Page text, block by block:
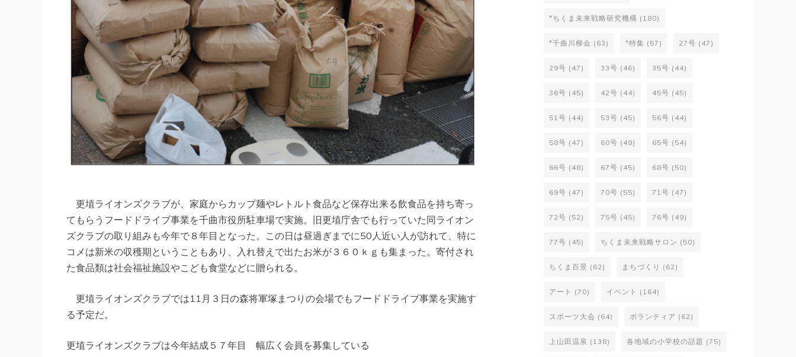
更埴ライオンズクラブが、家庭からカップ麺やレトルト食品など保存出来る飲食品を持ち寄っ
てもらうフードドライブ事業を千曲市役所駐車場で実施。旧更埴庁舎でも行っていた同ライオン
ズクラブの取り組みも今年で８年目となった。この日は昼過ぎまでに50人近い人が訪れて、特に
コメは新米の収穫期ということもあり、入れ替えで出たお米が３６０ｋｇも集まった。寄付され
た食品類は社会福祉施設やこども食堂などに贈られる。
更埴ライオンズクラブでは11月３日の森将軍塚まつりの会場でもフードドライブ事業を実施す
る予定だ。
更埴ライオンズクラブは今年結成５７年目 幅広く会員を募集している
*ちくま未来戦略研究機構 (180)
*千曲川柳会 (63) *特集 (57) 27号 (47)
29号 (47) 33号 (46) 35号 (44)
36号 (45) 42号 (44) 45号 (45)
51号 (44) 53号 (45) 56号 (44)
58号 (47) 60号 (49) 65号 (54)
66号 (48) 67号 (45) 68号 (50)
69号 (47) 70号 (55) 71号 (47)
72号 (52) 75号 (45) 76号 (49)
77号 (45) ちくま未来戦略サロン (50)
ちくま百景 (62) まちづくり (62)
アート (70) イベント (164)
スポーツ大会 (64) ボランティア (62)
上山田温泉 (138) 各地域の小学校の話題 (75)